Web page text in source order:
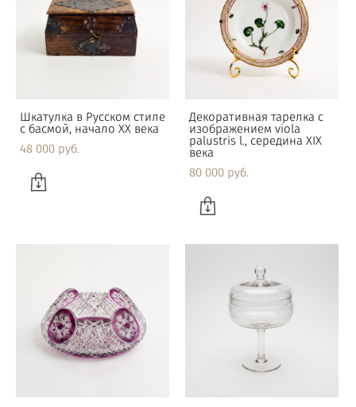
Шкатулка в Русском стиле
с басмой, начало XX века
48 000 pуб.
Декоративная тарелка с
изображением viola
palustris l., середина XIX
века
80 000 pуб.